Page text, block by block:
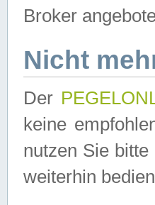
Broker
Nicht
Der
keine
nutzen Sie bitte
weiterhin